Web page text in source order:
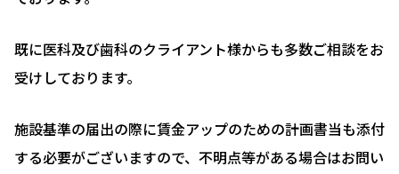
既に医科及び歯科のクライアント様からも多数ご相談をお
受けしております。
施設基準の届出の際に賃金アップのための計画書当も添付
する必要がございますので、不明点等がある場合はお問い